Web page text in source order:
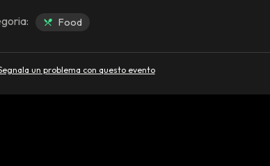
Food
un problema con questo evento